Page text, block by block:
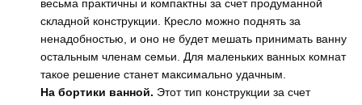
весьма практичны и компактны за счет продуманной
складной конструкции. Кресло можно поднять за
ненадобностью, и оно не будет мешать принимать ванну
остальным членам семьи. Для маленьких ванных комнат
такое решение станет максимально удачным.
На бортики ванной. Этот тип конструкции за счет